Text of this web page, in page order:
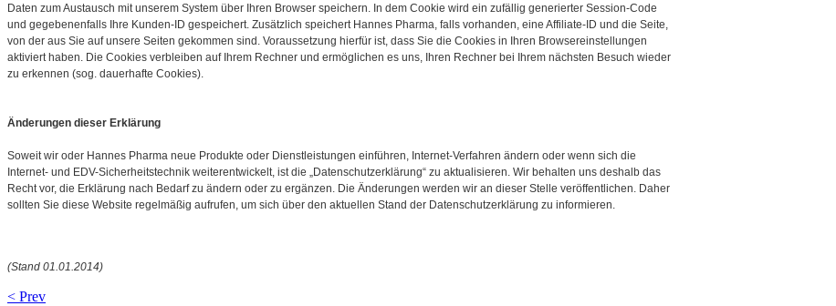
Daten zum Austausch mit unserem System über Ihren Browser speichern. In dem Cookie wird ein zufällig generierter Session-Code
und gegebenenfalls Ihre Kunden-ID gespeichert. Zusätzlich speichert Hannes Pharma, falls vorhanden, eine Affiliate-ID und die Seite,
von der aus Sie auf unsere Seiten gekommen sind. Voraussetzung hierfür ist, dass Sie die Cookies in Ihren Browsereinstellungen
aktiviert haben. Die Cookies verbleiben auf Ihrem Rechner und ermöglichen es uns, Ihren Rechner bei Ihrem nächsten Besuch wieder
zu erkennen (sog. dauerhafte Cookies).
Änderungen dieser Erklärung
Soweit wir oder Hannes Pharma neue Produkte oder Dienstleistungen einführen, Internet-Verfahren ändern oder wenn sich die
Internet- und EDV-Sicherheitstechnik weiterentwickelt, ist die „Datenschutzerklärung“ zu aktualisieren. Wir behalten uns deshalb das
Recht vor, die Erklärung nach Bedarf zu ändern oder zu ergänzen. Die Änderungen werden wir an dieser Stelle veröffentlichen. Daher
sollten Sie diese Website regelmäßig aufrufen, um sich über den aktuellen Stand der Datenschutzerklärung zu informieren.
(Stand 01.01.2014)
< Prev